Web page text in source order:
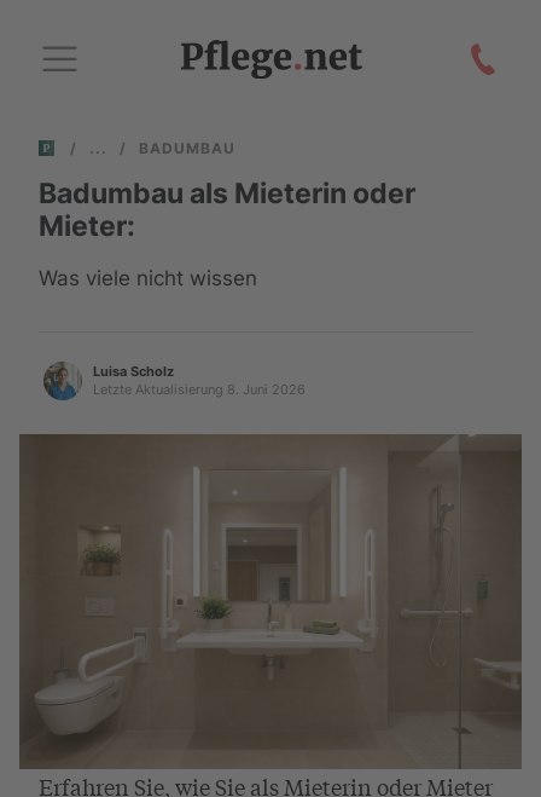
/ / BADUMBAU
Badumbau als Mieterin oder
Mieter:
Was viele nicht wissen
Luisa Scholz
Letzte Aktualisierung 8. Juni 2026
Erfahren Sie, wie Sie als Mieterin oder Mieter